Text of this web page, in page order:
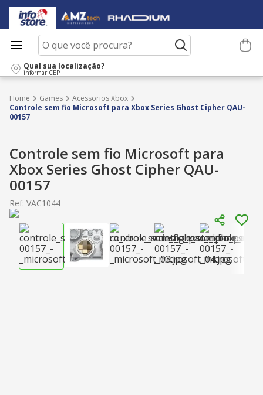
O que você procura?
Qual sua localização?
informar CEP
Games
Acessorios Xbox
Controle sem fio Microsoft para Xbox Series Ghost Cipher QAU-
00157
Controle sem fio Microsoft para
Xbox Series Ghost Cipher QAU-
00157
Ref: VAC1044